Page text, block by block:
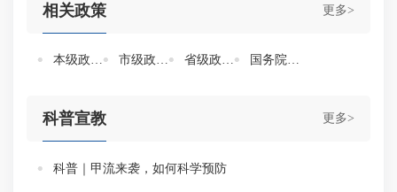
更多>
相关政策
本级政策措施 市级政策措施 省级政策措施 国务院联防联控机制文件
更多>
科普宣教
科普｜甲流来袭，如何科学预防